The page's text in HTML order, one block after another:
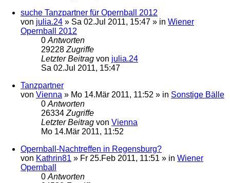
suche Tanzpartner für Opernball 2012
von julia.24 » Sa 02.Jul 2011, 15:47 » in Wiener
Opernball 2012
0 Antworten
29228 Zugriffe
Letzter Beitrag von julia.24
Sa 02.Jul 2011, 15:47
Tanzpartner
von Vienna » Mo 14.Mär 2011, 11:52 » in Sonstige Bälle
0 Antworten
26334 Zugriffe
Letzter Beitrag von Vienna
Mo 14.Mär 2011, 11:52
Opernball-Nachtreffen in Regensburg?
von Kathrin81 » Fr 25.Feb 2011, 11:51 » in Wiener
Opernball
0 Antworten